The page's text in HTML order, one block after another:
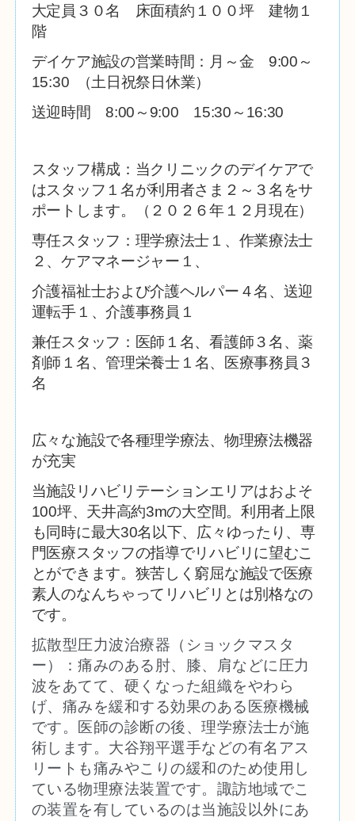
大定員３０名
床面積約１００坪 建物１
階
デイケア施設の営業時間： 月～金 9:00～
15:30 （土日祝祭日休業）
送迎時間 8:00～9:00 15:30～16:30
スタッフ構成：当クリニックのデイケアで
はスタッフ１名が利用者さま２～３名をサ
ポートします。（２０２６年１２月現在）
専任スタッフ：理学療法士１、作業療法士
２、ケアマネージャー１、
介護福祉士および介護ヘルパー４名、送迎
運転手１、介護事務員１
兼任スタッフ：医師１名、看護師３名、薬
剤師１ 名、管理栄養士１ 名、医療事務員３
名
広々な施設で各種理学療法、物理療法機器
が充実
当施設リハビリテーションエリアはおよそ
100坪、天井高約3mの大空間。利用者上限
も同時に最大30名以下、広々ゆったり、専
門医療スタッフの指導でリハビリに望むこ
とができます。狭苦しく窮屈な施設で医療
素人のなんちゃってリハビリとは別格なの
です。
拡散型圧力波治療器（ショックマスタ
ー）：痛みのある肘、膝、肩などに圧力
波をあてて、硬くなった組織をやわら
げ、痛みを緩和する効果のある医療機械
です。医師の診断の後、理学療法士が施
術します。大谷翔平選手などの有名アス
リートも痛みやこりの緩和のため使用し
ている物理療法装置です。諏訪地域でこ
の装置を有しているのは当施設以外にあ